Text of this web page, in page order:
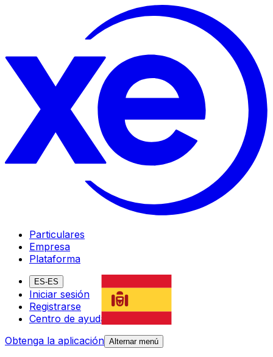
Particulares
Empresa
Plataforma
ES-ES
Iniciar sesión
Registrarse
Centro de ayuda
Obtenga la aplicación Alternar menú